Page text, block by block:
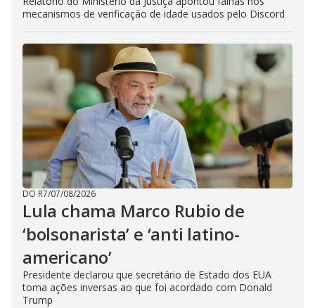
mecanismos de verificação de idade usados pelo Discord
DO R7/07/08/2026
Lula chama Marco Rubio de
‘bolsonarista’ e ‘anti latino-
americano’
Presidente declarou que secretário de Estado dos EUA
toma ações inversas ao que foi acordado com Donald
Trump